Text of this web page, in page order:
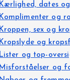
Kærlighed, dates og
Komplimenter og
Kroppen, sex og
Kropslyde og
Lister og top-
Misforståelser og